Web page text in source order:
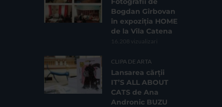
Bogdan Gîrbovan
în expoziția HOME
de la Vila Catena
16.208 vizualizari
CLIPA DE ARTA
Lansarea cărții
IT’S ALL ABOUT
CATS de Ana
Andronic BUZU